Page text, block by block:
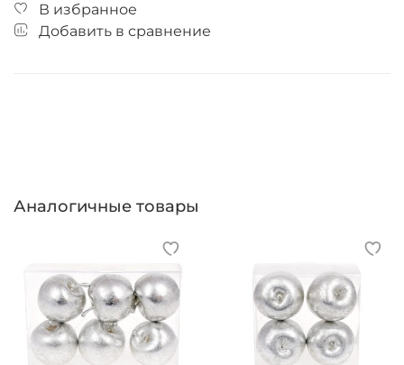
В избранное
Добавить в сравнение
Аналогичные товары